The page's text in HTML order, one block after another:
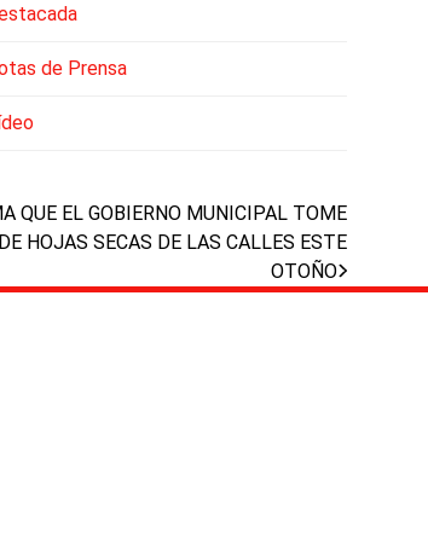
de Prensa
QUE EL GOBIERNO MUNICIPAL TOME
HOJAS SECAS DE LAS CALLES ESTE
OTOÑO